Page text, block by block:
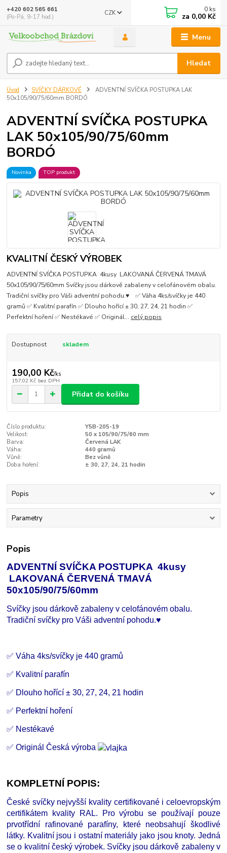
Menu
CZK
Hledat
+420 602 565 661
(Po-Pá, 9-17 hod.)
0 ks
za 0,00 Kč
Úvod SVÍČKY DÁRKOVÉ
ADVENTNÍ SVÍČKA POSTUPKA LAK
50x105/90/75/60mm BORDÓ
ADVENTNÍ SVÍČKA POSTUPKA
LAK 50x105/90/75/60mm
BORDÓ
Novinka TOP produkt
KVALITNÍ ČESKÝ VÝROBEK
ADVENTNÍ SVÍČKA POSTUPKA 4kusy LAKOVANÁ ČERVENÁ TMAVÁ
50x105/90/75/60mm Svíčky jsou dárkově zabaleny v celofánovém obalu.
Tradiční svíčky pro Váši adventní pohodu.♥ ✅ Váha 4ks/svíčky je 440
gramů ✅ Kvalitní parafín ✅ Dlouho hořící ± 30, 27, 24, 21 hodin ✅
Perfektní hoření ✅ Nestékavé ✅ Originál... celý popis
Dostupnost skladem
190,00 Kč/ks
157,02 Kč bez DPH
Přidat do košíku
Číslo produktu:
Y5B-205-19
Velikost:
50 x 105/90/75/60 mm
Barva:
Červená LAK
Váha:
440 gramů
Vůně:
Bez vůně
Doba hoření:
± 30, 27, 24, 21 hodin
Popis
Parametry
Popis
ADVENTNÍ SVÍČKA POSTUPKA 4kusy
LAKOVANÁ ČERVENÁ TMAVÁ
50x105/90/75/60mm
Svíčky jsou dárkově zabaleny v celofánovém obalu.
Tradiční svíčky pro Váši adventní pohodu.♥
✅ Váha 4ks/svíčky je 440 gramů
✅ Kvalitní parafín
✅ Dlouho hořící± 30, 27, 24, 21 hodin
✅ Perfektní hoření
✅ Nestékavé
✅ Originál Česká výroba
KOMPLETNÍ POPIS:
České svíčky nejvyšší kvality certifikované i celoevropským
certifikátem kvality RAL. Pro výrobu se používají pouze
prvotřídní rafinované parafíny, které neobsahují škodlivé
látky. Kvalitní jsou i ostatní materiály jako jsou knoty. Jedná
se o kvalitní český výrobek. Svíčky jsou dárkově zabaleny v